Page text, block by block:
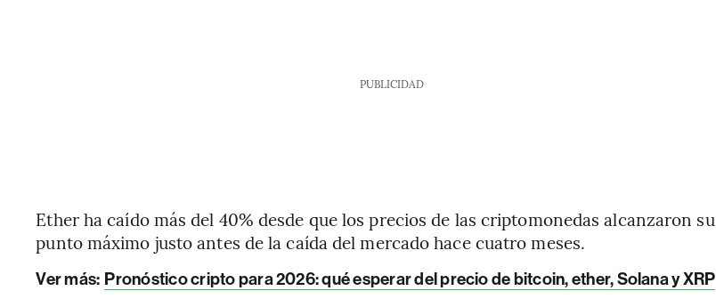
PUBLICIDAD
Ether ha caído más del 40% desde que los precios de las criptomonedas alcanzaron su
punto máximo justo antes de la caída del mercado hace cuatro meses.
Ver más: Pronóstico cripto para 2026: qué esperar del precio de bitcoin, ether, Solana y XRP